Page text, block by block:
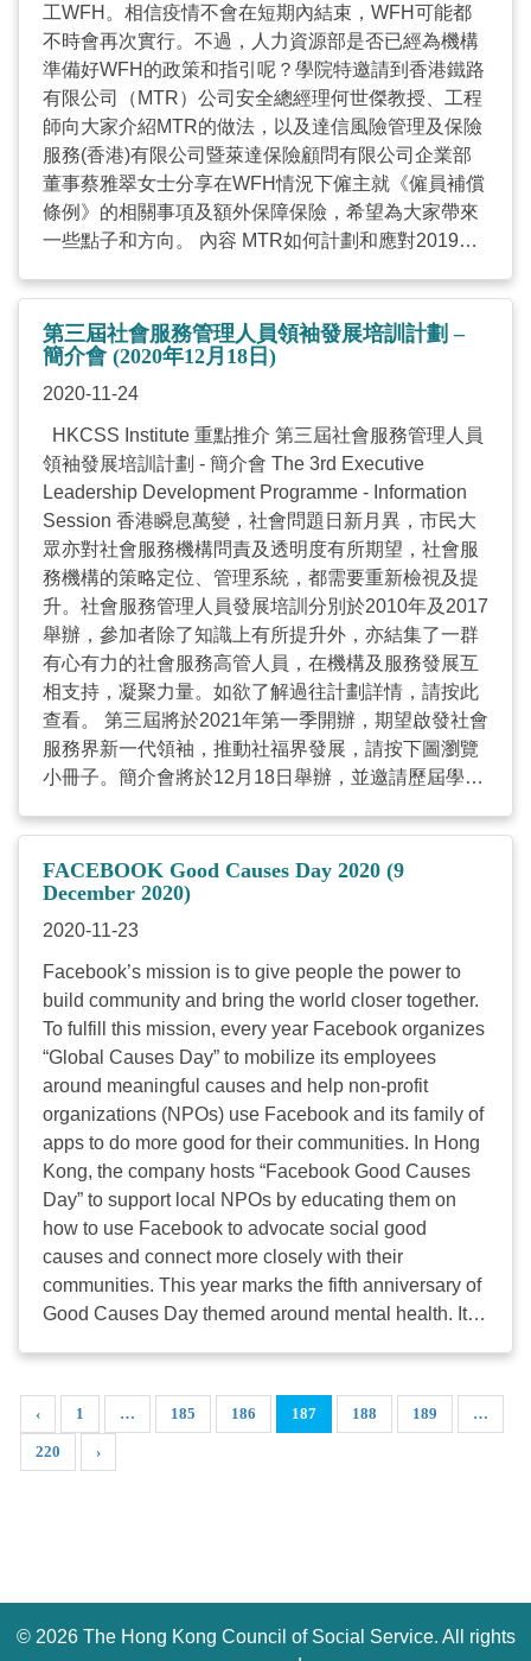
況 情緒輔導要及時 吳慧琪女士 盈力僱員服務顧問高
級經理 詳情 活動編號: 20B-HRForum 日期: 2021年1
月5日(星期二) 時間: 1400─1700 (3小時) (登記入座時
間為1345) 地點: 香港灣仔軒尼詩道15號溫莎公爵社
會服務大廈禮堂或透過Zoom網上直播 語言: 粵語 (以
英語輔助) 對象: 社會服務機構主管、部門主管、中心
主任、經理、負責人力資源管理的職員 [費用全免]
以傳真或電郵報名 網上報名 *因應疫情發展，為免
申請受到延誤，請儘量使用網上平台報名
名，請將已填妥的報名表格透過電郵
(institute@hkcss.org.hk )傳送至HKCSS Institute。感
謝！ 截止報名：2020年12月22日 (星期二) 報名前請
細閱報名須知 報名以先到先得方式處理，只有完整的
郵予獲取錄的參加者。如未能收到通知，請與本院聯
絡 查詢 請致電2876 2434或電郵至
institute@hkcss.org.hk嘉賓講員 黎鑑棠先生 資深人
力資源顧問 張依勵博士 註冊臨床心理學家 (HKPS)
/ 臨床心理學家暨心理支援服務主管 / 全球心理支援中
心專業顧問 香港紅十字會/ 國際紅十字會 李笑芬女
士 救世軍 社會服務總監 丁惟彬先生 前線精神健康
社工 吳慧琪女士 基督教家庭服務中心 盈力僱員服
務顧問高級經理
【社會服務機構人力資源研討會
2018/19 - 人才發展 機構承傳 多面睇】 隨著業務不斷
發展，再加上退休潮的影響下，人才發展及機構傳承
是很多機構所面對的挑戰。港鐵學院院長梁耀輝先生
(David)在硏討會上分享了一些心得和實施方法。 查
工WFH。相信疫情不會在短期內結束，WFH可能都
不時會再次實行。不過，人力資源部是否已經為機構
準備好WFH的政策和指引呢？學院特邀請到香港鐵路
有限公司（MTR）公司安全總經理何世傑教授、工程
師向大家介紹MTR的做法，以及達信風險管理及保險
服務(香港)有限公司暨萊達保險顧問有限公司企業部
董事蔡雅翠女士分享在WFH情況下僱主就《僱員補償
條例》的相關事項及額外保障保險，希望為大家帶來
一些點子和方向。 內容 MTR如何計劃和應對2019冠
職安健事項? MTR制訂WFH的政策及實際執行時的挑
戰和個案分享 《僱員補償條例》在WFH情況下的理
解、適用範圍和詳細說明 適用於社福界的額外保障保
險 *歡迎與來自其他機構的參加者交流，分享人力
03 日期: 2020年12月17日 (星期四) 時間: 1430-1730
(3小時) 地點: 香港灣仔軒尼詩道15號溫莎公爵社會服
務大廈 對象: NGO人力資源經理會會員 (如有餘額，
亦歡迎其他NGO員工参加) *請按此查閱申請加入NGO
人力資源經理會的詳情，與更多人力資源同工交流及
會面！ 語言: 粵語 (以英語輔助) [費用全免] 截止報名:
2020年12月3日 (星期四) 以傳真或電郵報名 網上
報名 **因應疫情發展，為免申請受到延誤，請儘量使
用網上平台報名(institute.hkcss.org.hk/login/)。如欲
以郵寄方式報名，請將已填妥的報名表格透過電郵
(institute@hkcss.org.hk) 傳送至HKCSS Institute。感
謝！ 分享嘉賓 何世傑教授、工程師 安全總經理 香港
鐵路有限公司公司 蔡雅翠女士 企業部董事 達信風險
公司 【《競爭條例》簡介與涉及人力資源之議
題】 競爭事務委員會(委員會)代表李曉亮大律師及余
愷賢女士分享《競爭條例》(條例)要旨，包括：立法
原意、主要原則、行為守則等。 查閱更多 ...
第三屆社會服務管理人員領袖發展培訓計劃 –
簡介會 (2020年12月18日)
2020-11-24
HKCSS Institute 重點推介 第三屆社會服務管理人員
領袖發展培訓計劃 - 簡介會 The 3rd Executive
Leadership Development Programme - Information
Session 香港瞬息萬變，社會問題日新月異，市民大
眾亦對社會服務機構問責及透明度有所期望，社會服
務機構的策略定位、管理系統，都需要重新檢視及提
升。社會服務管理人員發展培訓分別於2010年及2017
舉辦，參加者除了知識上有所提升外，亦結集了一群
有心有力的社會服務高管人員，在機構及服務發展互
相支持，凝聚力量。如欲了解過往計劃詳情，請按此
查看。 第三屆將於2021年第一季開辦，期望啟發社會
服務界新一代領袖，推動社福界發展，請按下圖瀏覽
小冊子。簡介會將於12月18日舉辦，並邀請歷屆學員
培訓計劃2021(第三屆) — 小冊子 簡介會詳情 編號:
ELDP2021-IS 日期: 2020年12月18日 (星期五) 時間:
1600-1800 (2小時) 對象: NGO高級管理人員 地點: 香
港灣仔軒尼詩道15號溫莎公爵社會服務大廈 [費用全
為免申請受到延誤，請儘量使用網上平台報名
(institute.hkcss.org.hk/login/)。如欲以郵寄方式報
名，請將已填妥的報名表格透過電郵
institute@hkcss.org.hk)傳送至HKCSS Institute。感
謝！ 備註 截止報名: 2020年12月4日(星期五) 確認通
知將於活動一星期前以電郵通知參加者。若於活動前
3天仍未收到通知，請與本院聯絡。 如欲查詢，請致
電2876 2434 / 2876 2454與HKCSS Institute聯絡 分
享嘉賓 – 第二屆學員 (以姓名字首排列): 陳靜宜女士
總監 香港老年學會 張達昌先生 副總幹事 聖雅各
福群會 翟冬青女士 總幹事 香港基督教服務處
...
FACEBOOK Good Causes Day 2020 (9
December 2020)
2020-11-23
Facebook’s mission is to give people the power to
build community and bring the world closer together.
To fulfill this mission, every year Facebook organizes
“Global Causes Day” to mobilize its employees
around meaningful causes and help non-profit
organizations (NPOs) use Facebook and its family of
apps to do more good for their communities. In Hong
Kong, the company hosts “Facebook Good Causes
Day” to support local NPOs by educating them on
how to use Facebook to advocate social good
causes and connect more closely with their
communities. This year marks the fifth anniversary of
Good Causes Day themed around mental health. It
months ago. Our NPO partners include Agent of
Change, Caritas - Hong Kong, The Hong Kong
Federation of Youth Groups, St. James' Settlement,
Through a one-stop online resources hub to connect
people in need by providing easy access to health
and wellness resources, online assessment, and
‹ 1 … 185 186 187 188 189 …
220 ›
© 2026 The Hong Kong Council of Social Service. All rights